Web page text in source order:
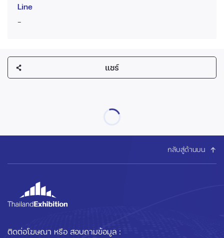
Line
-
แชร์
กลับสู่ด้านบน
ติดต่อโฆษณา หรือ สอบถามข้อมูล :